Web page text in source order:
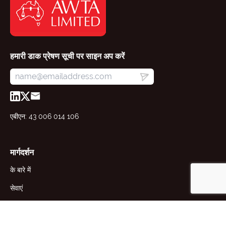
हमारी डाक प्रेषण सूची पर साइन अप करें
एबीएन: 43 006 014 106
मार्गदर्शन
के बारे में
सेवाएं